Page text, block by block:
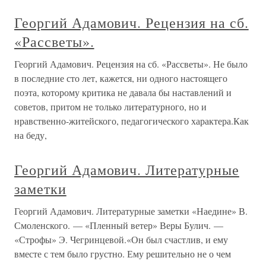
Георгий Адамович. Рецензия на сб.
«Рассветы».
Георгий Адамович. Рецензия на сб. «Рассветы». Не было
в последние сто лет, кажется, ни одного настоящего
поэта, которому критика не давала бы наставлений и
советов, притом не только литературного, но и
нравственно-житейского, педагогического характера.Как
на беду,
Георгий Адамович. Литературные
заметки
Георгий Адамович. Литературные заметки «Наедине» В.
Смоленского. — «Пленный ветер» Веры Булич. —
«Строфы» Э. Чегринцевой.«Он был счастлив, и ему
вместе с тем было грустно. Ему решительно не о чем